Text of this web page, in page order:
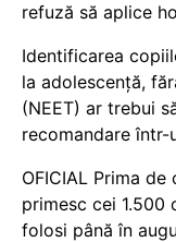
refuză să aplice
Identificarea
la adolescență,
(NEET) ar trebui
recomandare
OFICIAL Prima
primesc cei 1.500
folosi până în